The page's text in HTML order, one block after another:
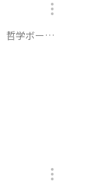
イム〜に参加